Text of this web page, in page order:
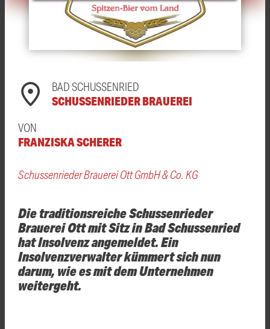
BAD SCHUSSENRIED
SCHUSSENRIEDER BRAUEREI
VON
FRANZISKA SCHERER
Schussenrieder Brauerei Ott GmbH & Co. KG
Die traditionsreiche Schussenrieder
Brauerei Ott mit Sitz in Bad Schussenried
hat Insolvenz angemeldet. Ein
Insolvenzverwalter kümmert sich nun
darum, wie es mit dem Unternehmen
weitergeht.